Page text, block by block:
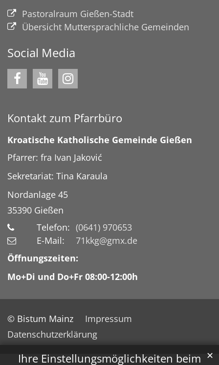
Ihre Einstellungsmöglichkeiten beim ✕
Pastoralraum Gießen-Stadt
Übersicht Muttersprachliche Gemeinden
Social Media
Kontakt zum Pfarrbüro
Kroatische Katholische Gemeinde Gießen
Pfarrer: fra Ivan Jaković
Sekretariat: Tina Karaula
Nordanlage 45
35390 Gießen
Telefon: (0641) 970653
E-Mail:
71kkg@gmx.de
Öffnungszeiten:
Mo+Di und Do+Fr 08:00-12:00h
© Bistum Mainz
Impressum
Datenschutzerklärung